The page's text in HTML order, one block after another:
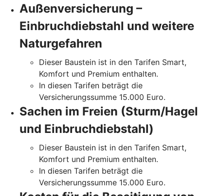
Außenversicherung –
Einbruchdiebstahl und weitere
Naturgefahren
Dieser Baustein ist in den Tarifen Smart,
Komfort und Premium enthalten.
In diesen Tarifen beträgt die
Versicherungssumme 15.000 Euro.
Sachen im Freien (Sturm/Hagel
und Einbruchdiebstahl)
Dieser Baustein ist in den Tarifen Smart,
Komfort und Premium enthalten.
In diesen Tarifen beträgt die
Versicherungssumme 15.000 Euro.